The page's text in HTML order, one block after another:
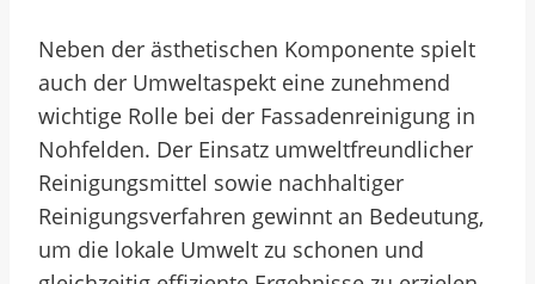
Neben der ästhetischen Komponente spielt
auch der Umweltaspekt eine zunehmend
wichtige Rolle bei der Fassadenreinigung in
Nohfelden. Der Einsatz umweltfreundlicher
Reinigungsmittel sowie nachhaltiger
Reinigungsverfahren gewinnt an Bedeutung,
um die lokale Umwelt zu schonen und